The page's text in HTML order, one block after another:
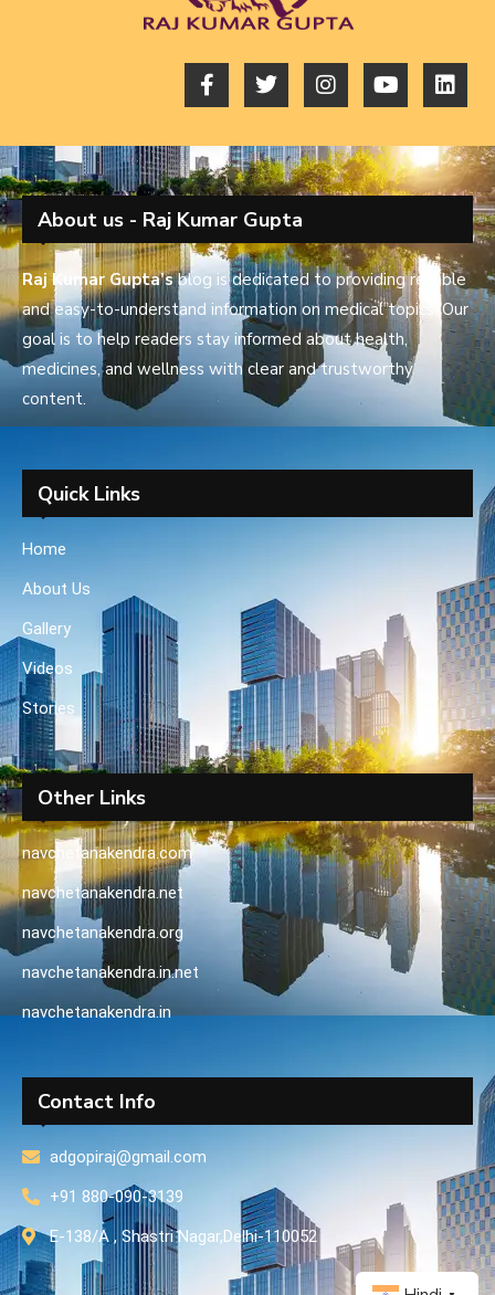
About us - Raj Kumar Gupta
Raj Kumar Gupta’sblog is dedicated to providing reliable
and easy-to-understand information on medical topics. Our
goal is to help readers stay informed about health,
medicines, and wellness with clear and trustworthy
content.
Quick Links
Home
About Us
Gallery
Videos
Stories
Other Links
navchetanakendra.com
navchetanakendra.net
navchetanakendra.org
navchetanakendra.in.net
navchetanakendra.in
Contact Info
adgopiraj@gmail.com
+91 880-090-3139
E-138/A , Shastri Nagar,Delhi-110052